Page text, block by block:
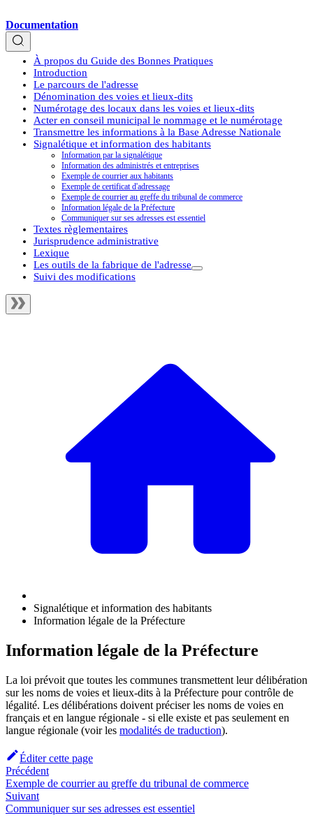
Documentation
À propos du Guide des Bonnes Pratiques
Introduction
Le parcours de l'adresse
Dénomination des voies et lieux-dits
Numérotage des locaux dans les voies et lieux-dits
Acter en conseil municipal le nommage et le numérotage
Transmettre les informations à la Base Adresse Nationale
Signalétique et information des habitants
Information par la signalétique
Information des administrés et entreprises
Exemple de courrier aux habitants
Exemple de certificat d'adressage
Exemple de courrier au greffe du tribunal de commerce
Information légale de la Préfecture
Communiquer sur ses adresses est essentiel
Textes règlementaires
Jurisprudence administrative
Lexique
Les outils de la fabrique de l'adresse
Suivi des modifications
Signalétique et information des habitants
Information légale de la Préfecture
Information légale de la Préfecture
La loi prévoit que toutes les communes transmettent leur délibération
sur les noms de voies et lieux-dits à la Préfecture pour contrôle de
légalité. Les délibérations doivent préciser les noms de voies en
français et en langue régionale - si elle existe et pas seulement en
langue régionale (voir les modalités de traduction).
Éditer cette page
Précédent
Exemple de courrier au greffe du tribunal de commerce
Suivant
Communiquer sur ses adresses est essentiel